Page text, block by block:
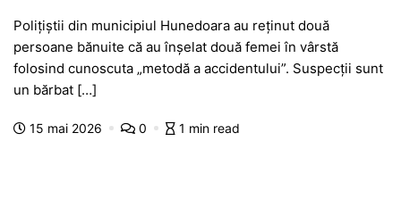
c
e
b
o
at
s
A
p
s
s
n
itt
er
e
gr
m
s
s
g
ta
je
Polițiștii din municipiul Hunedoara au reținut două
persoane bănuite că au înșelat două femei în vârstă
folosind cunoscuta „metodă a accidentului”. Suspecții sunt
un bărbat […]
15 mai 2026 0 1 min read